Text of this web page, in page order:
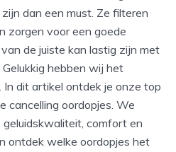
dan een must. Ze filteren
zorgen voor een goede
de juiste kan lastig zijn met
hebben wij het
dit artikel ontdek je onze top
cancelling oordopjes. We
comfort en
ontdek welke oordopjes het